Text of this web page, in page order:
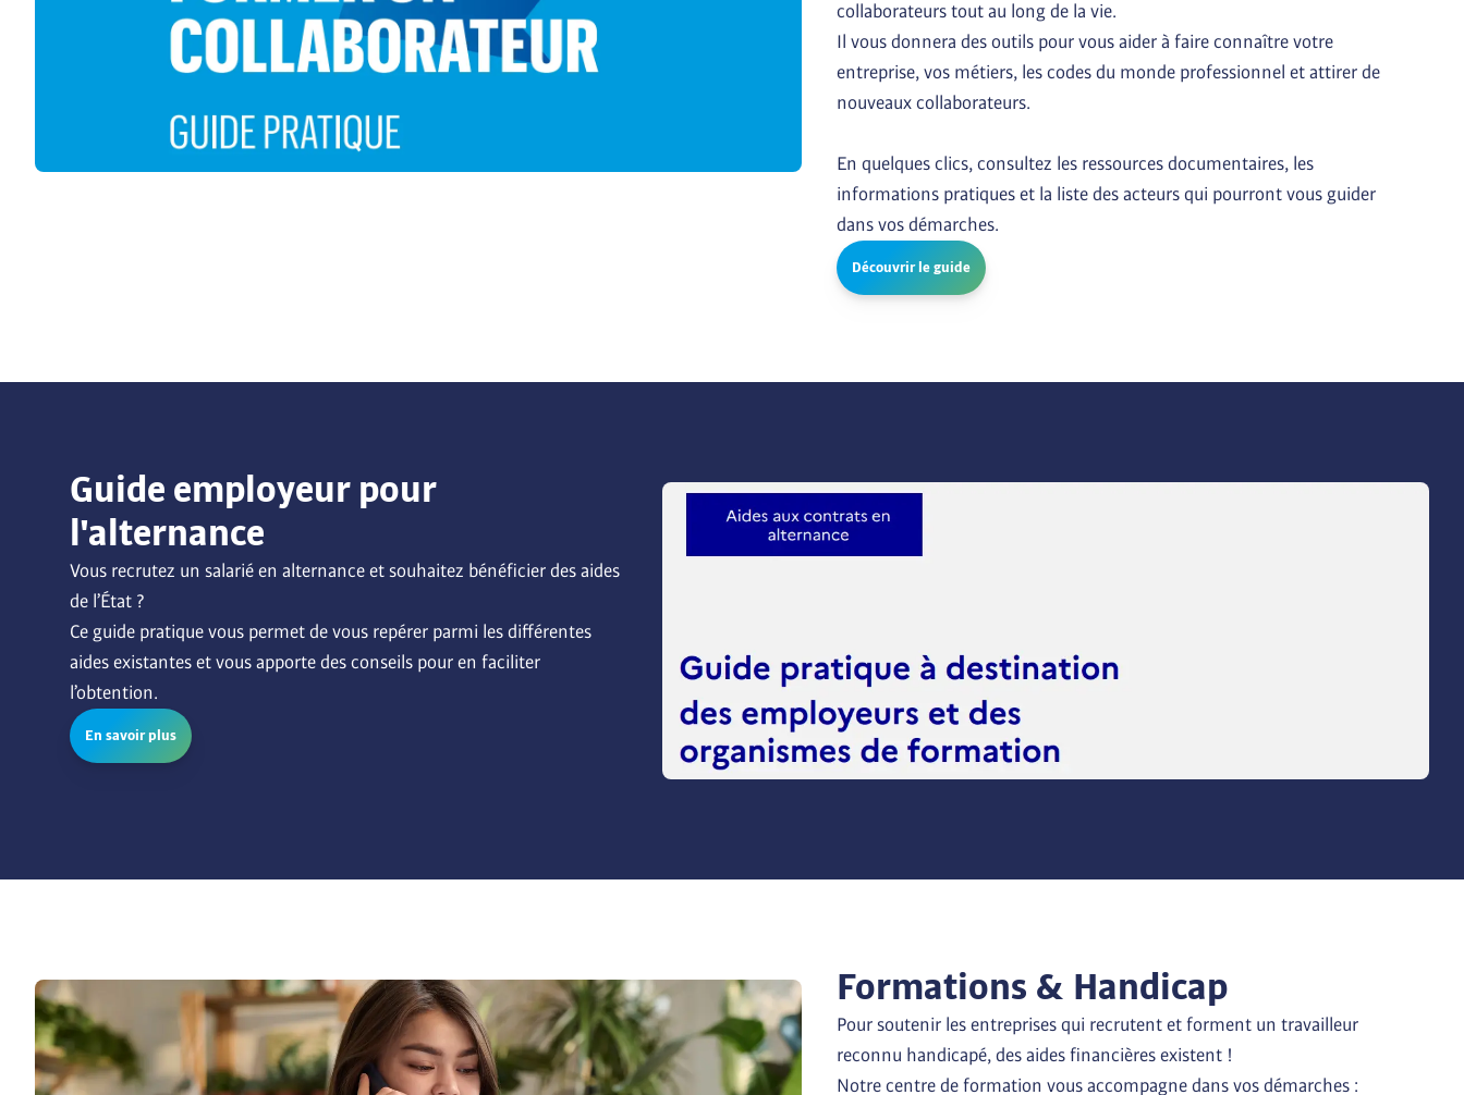
collaborateurs tout au long de la vie.
Il vous donnera des outils pour vous aider à faire connaître votre
entreprise, vos métiers, les codes du monde professionnel et attirer de
nouveaux collaborateurs.
En quelques clics, consultez les ressources documentaires, les
informations pratiques et la liste des acteurs qui pourront vous guider
dans vos démarches.
Découvrir le guide
Guide employeur pour
l'alternance
Vous recrutez un salarié en alternance et souhaitez bénéficier des aides
de l’État ?
Ce guide pratique vous permet de vous repérer parmi les différentes
aides existantes et vous apporte des conseils pour en faciliter
l’obtention.
En savoir plus
Formations & Handicap
Pour soutenir les entreprises qui recrutent et forment un travailleur
reconnu handicapé, des aides financières existent !
Notre centre de formation vous accompagne dans vos démarches :